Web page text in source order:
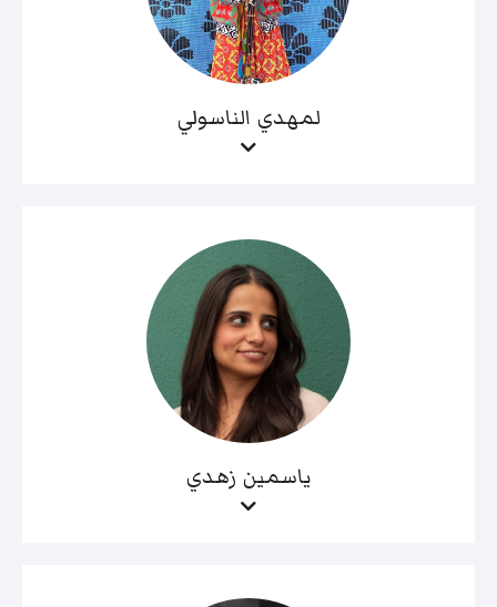
لمهدي الناسولي
ياسمين زهدي